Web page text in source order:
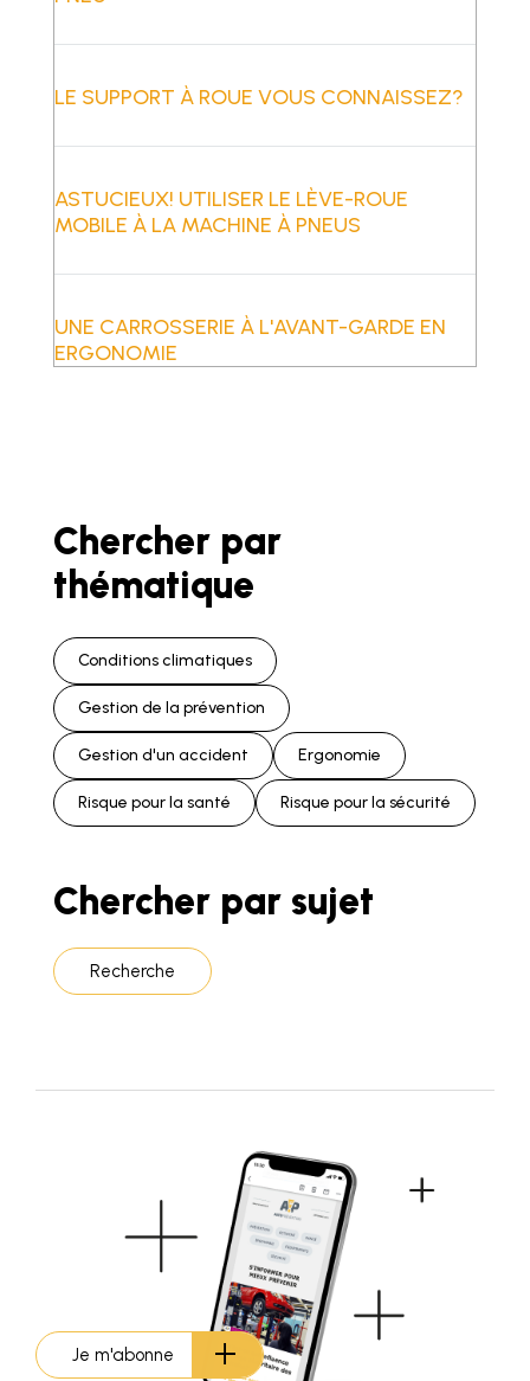
LE SUPPORT À ROUE VOUS CONNAISSEZ?
ASTUCIEUX! UTILISER LE LÈVE-ROUE
MOBILE À LA MACHINE À PNEUS
UNE CARROSSERIE À L'AVANT-GARDE EN
ERGONOMIE
Chercher par
thématique
Conditions climatiques
Gestion de la prévention
Gestion d'un accident Ergonomie
Risque pour la santé Risque pour la sécurité
Chercher par sujet
Recherche
Je m'abonne